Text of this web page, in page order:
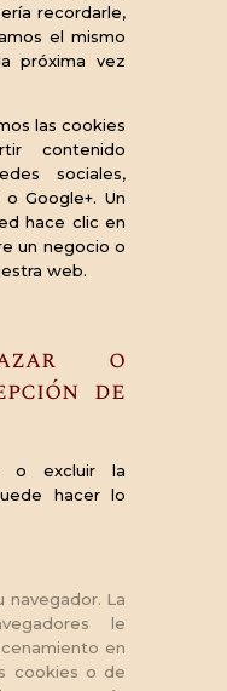
recordarle,
el mismo
próxima vez
las cookies
contenido
sociales,
Google+. Un
hace clic en
un negocio o
web.
o
de
o excluir la
hacer lo
navegador. La
le
en
cookies o de